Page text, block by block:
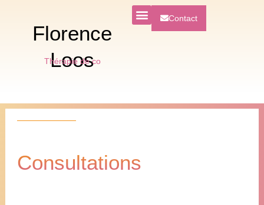
Florence
Loos
hérapie de coup
Contact
Consultations